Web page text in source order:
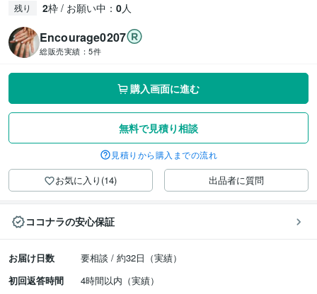
残り 2枠 / お願い中： 0人
Encourage0207
総販売実績： 5件
購入画面に進む
無料で見積り相談
見積りから購入までの流れ
お気に入り(14) 出品者に質問
ココナラの安心保証
お届け日数
要相談 / 約32日（実績）
初回返答時間
4時間以内（実績）